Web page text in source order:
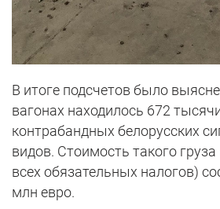
В итоге подсчетов было
вагонах находилось 672
контрабандных белорусских
видов. Стоимость такого
всех обязательных налогов)
млн евро.